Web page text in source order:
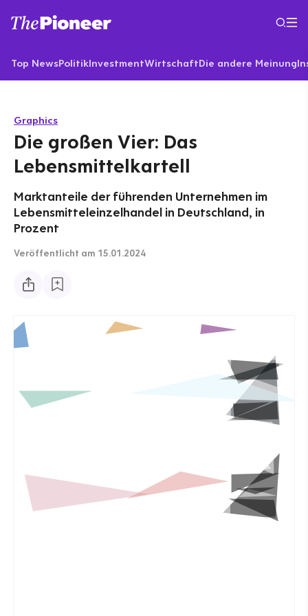
Top NewsPolitikInvestmentWirtschaftDie andere Meinung
Graphics
Die großen Vier: Das
Lebensmittelkartell
Marktanteile der führenden Unternehmen im
Lebensmitteleinzelhandel in Deutschland, in
Prozent
Veröffentlicht am 15.01.2024